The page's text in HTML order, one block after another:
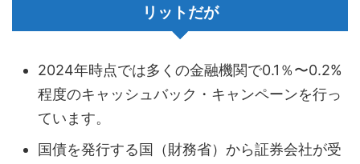
リットだが
2024年時点では多くの金融機関で0.1％〜0.2%
程度のキャッシュバック・キャンペーンを行っ
ています。
国債を発行する国（財務省）から証券会社が受